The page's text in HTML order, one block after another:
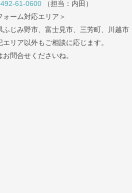
61-0600 （担当：内田）
ォーム対応エリア＞
ふじみ野市、富士見市、三芳町、川越市
リア以外もご相談に応じます。
お問合せくださいね。